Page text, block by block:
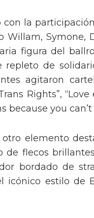
con la
Willam, Symone,
figura del
repleto de
agitaron
Rights”,
because you
elemento
de flecos
bordado de
icónico estilo de